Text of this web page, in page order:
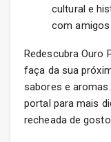
cultural e
com
Redescubra Ouro
faça da sua
sabores e
portal para mais
recheada de